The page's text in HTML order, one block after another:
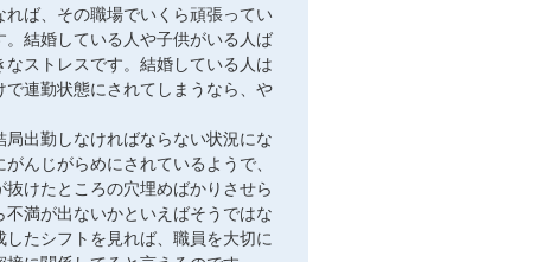
ば、その職場でいくら頑張ってい
結婚している人や子供がいる人ば
ストレスです。結婚している人は
連勤状態にされてしまうなら、や
出勤しなければならない状況にな
んじがらめにされているようで、
けたところの穴埋めばかりさせら
満が出ないかといえばそうではな
たシフトを見れば、職員を大切に